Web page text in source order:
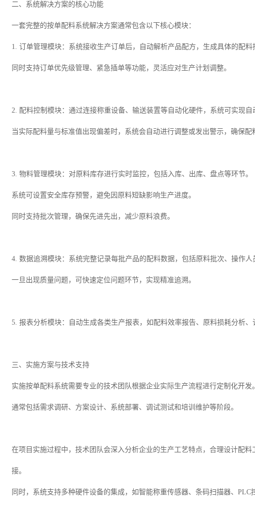
二、系统解决方案的核心功能
一套完整的按单配料系统解决方案通常包含以下核心模块：
1. 订单管理模块：系统接收生产订单后，自动解析产品配方，生成具体的配料
同时支持订单优先级管理、紧急插单等功能，灵活应对生产计划调整。
2. 配料控制模块：通过连接称重设备、输送装置等自动化硬件，系统可实现自
当实际配料量与标准值出现偏差时，系统会自动进行调整或发出警示，确保配
3. 物料管理模块：对原料库存进行实时监控，包括入库、出库、盘点等环节。
系统可设置安全库存预警，避免因原料短缺影响生产进度。
同时支持批次管理，确保先进先出，减少原料浪费。
4. 数据追溯模块：系统完整记录每批产品的配料数据，包括原料批次、操作人
一旦出现质量问题，可快速定位问题环节，实现精准追溯。
5. 报表分析模块：自动生成各类生产报表，如配料效率报告、原料损耗分析、
三、实施方案与技术支持
实施按单配料系统需要专业的技术团队根据企业实际生产流程进行定制化开发。
通常包括需求调研、方案设计、系统部署、调试测试和培训维护等阶段。
在项目实施过程中，技术团队会深入分析企业的生产工艺特点，合理设计配
接。
同时，系统支持多种硬件设备的集成，如智能称重传感器、条码扫描器、PLC